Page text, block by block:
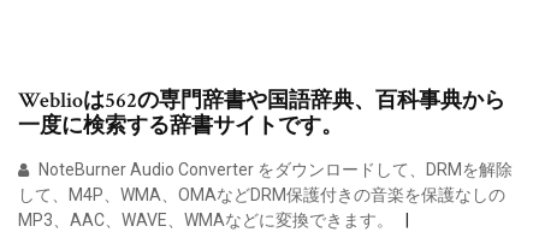
Weblioは562の専門辞書や国語辞典、百科事典から
一度に検索する辞書サイトです。
NoteBurner Audio Converter をダウンロードして、DRMを解除
して、M4P、WMA、OMAなどDRM保護付きの音楽を保護なしの
MP3、AAC、WAVE、WMAなどに変換できます。